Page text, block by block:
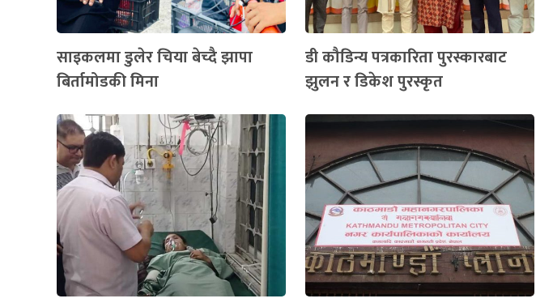
साइकलमा डुलेर चिया बेच्दै झापा
बिर्तामोडकी मिना
डी कौडिन्य पत्रकारिता पुरस्कारबाट
झुलन र डिकेश पुरस्कृत